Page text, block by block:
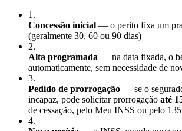
1 .
Concessão inicial — o perito fixa um
(geralmente 30, 60 ou 90 dias)
2.
Alta programada — na data fixada, o
automaticamente, sem necessidade de
3.
Pedido de prorrogação — se o
incapaz, pode solicitar prorrogação até
de cessação, pelo Meu INSS ou pelo 135
4.